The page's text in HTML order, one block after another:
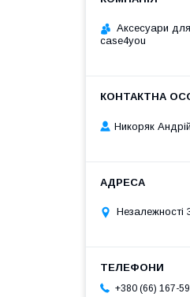
Аксесуари
case4you
Никоряк Андрій
Незалежності
+380 (66) 167-